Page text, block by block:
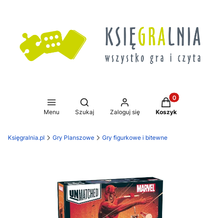
Menu
Otwórz wyszukiwarkę
Szukaj Zaloguj się
Produkty w
Koszyk
Księgralnia.pl Gry Planszowe Gry figurkowe i bitewne